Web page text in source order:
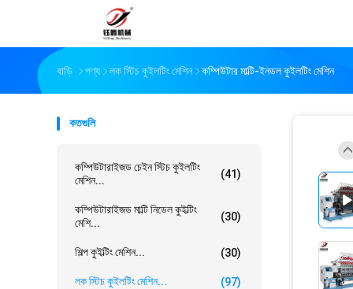
বাড়ি পণ্য লক স্টিচ কুইলটিং মেশিন কম্পিউটার মাল্টি-ইনডল কুইলটিং মেশিন
কতগুলি
কম্পিউটারাইজড চেইন স্টিচ কুইলটিং
মেশিন...
(41)
কম্পিউটারাইজড মাল্টি নিডেল কুইল্টিং
মেশি...
(30)
শিল্প কুইল্টিং মেশিন... (30)
লক স্টিচ কুইলটিং মেশিন... (97)